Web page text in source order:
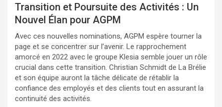
Transition et Poursuite des Activités : Un
Nouvel Élan pour AGPM
Avec ces nouvelles nominations, AGPM espère tourner la
page et se concentrer sur l’avenir. Le rapprochement
amorcé en 2022 avec le groupe Klesia semble jouer un rôle
crucial dans cette transition. Christian Schmidt de La Brélie
et son équipe auront la tâche délicate de rétablir la
confiance des employés et des clients tout en assurant la
continuité des activités.